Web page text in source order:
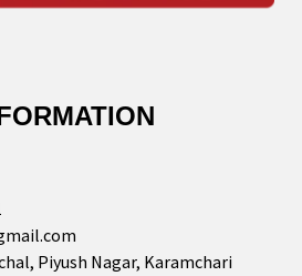
Piyush Nagar, Karamchari